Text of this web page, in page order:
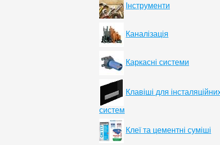
Інструменти
Каналізація
Каркасні системи
Клавіші для
систем
Клеї та цементні суміші